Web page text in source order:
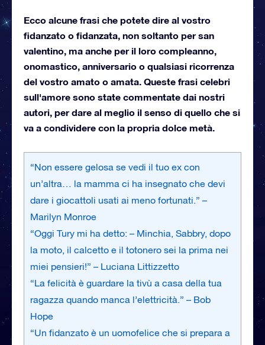
Ecco alcune frasi che potete dire al vostro
fidanzato o fidanzata, non soltanto per san
valentino, ma anche per il loro compleanno,
onomastico, anniversario o qualsiasi ricorrenza
del vostro amato o amata. Queste frasi celebri
sull'amore sono state commentate dai nostri
autori, per dare al meglio il senso di quello che si
va a condividere con la propria dolce metà.
“Non essere gelosa se vedi il tuo ex con
un’altra… la mamma ci ha insegnato che devi
dare i giocattoli usati ai meno fortunati.” –
Marilyn Monroe
“Oggi Tury mi ha detto: – Minchia, Sabbry, dopo
la moto, il calcetto e il totonero sei la prima nei
miei pensieri!” – Luciana Littizzetto
“La felicità è guardare la tivù a casa della tua
ragazza quando manca l’elettricità.” – Bob
Hope
“Un fidanzato è un uomofelice che si prepara a